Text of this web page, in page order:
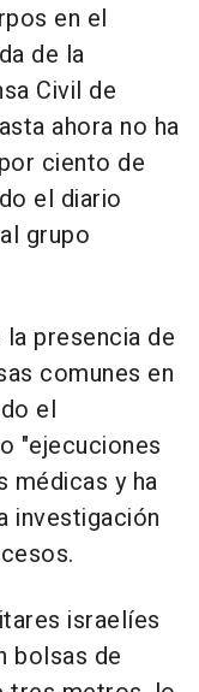
en el
de la
Civil de
ahora no ha
ciento de
el diario
grupo
presencia de
comunes en
el
"ejecuciones
médicas y ha
investigación
israelíes
bolsas de